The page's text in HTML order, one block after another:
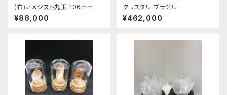
(右)アメジスト丸玉 106mm
¥88,000
クリスタル ブラジル
¥462,000